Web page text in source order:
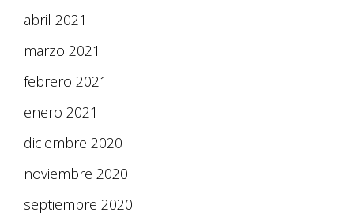
abril 2021
marzo 2021
febrero 2021
enero 2021
diciembre 2020
noviembre 2020
septiembre 2020